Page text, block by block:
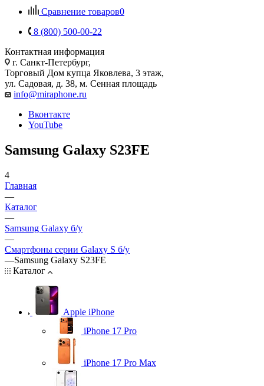
Сравнение товаров0
8 (800) 500-00-22
Контактная информация
г. Санкт-Петербург,
Торговый Дом купца Яковлева, 3 этаж,
ул. Садовая, д. 38, м. Сенная площадь
info@miraphone.ru
Вконтакте
YouTube
Samsung Galaxy S23FE
4
Главная
—
Каталог
—
Samsung Galaxy б/у
—
Смартфоны серии Galaxy S б/у
—Samsung Galaxy S23FE
Каталог
Apple iPhone
iPhone 17 Pro
iPhone 17 Pro Max